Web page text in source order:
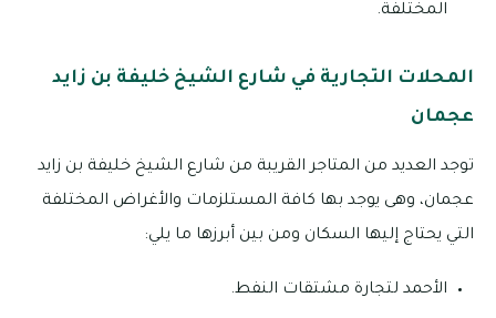
المختلفة.
المحلات التجارية في شارع الشيخ خليفة بن زايد
عجمان
توجد العديد من المتاجر القريبة من شارع الشيخ خليفة بن زايد
عجمان، وهى يوجد بها كافة المستلزمات والأغراض المختلفة
التي يحتاج إليها السكان ومن بين أبرزها ما يلي:
الأحمد لتجارة مشتقات النفط.